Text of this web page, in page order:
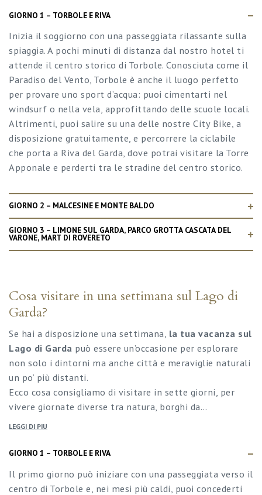
GIORNO 1 – TORBOLE E RIVA
Inizia il soggiorno con una passeggiata rilassante sulla
spiaggia. A pochi minuti di distanza dal nostro hotel ti
attende il centro storico di Torbole. Conosciuta come il
Paradiso del Vento, Torbole è anche il luogo perfetto
per provare uno sport d’acqua: puoi cimentarti nel
windsurf o nella vela, approfittando delle scuole locali.
Altrimenti, puoi salire su una delle nostre City Bike, a
disposizione gratuitamente, e percorrere la ciclabile
che porta a Riva del Garda, dove potrai visitare la Torre
Apponale e perderti tra le stradine del centro storico.
GIORNO 2 – MALCESINE E MONTE BALDO
GIORNO 3 – LIMONE SUL GARDA, PARCO GROTTA CASCATA DEL
VARONE, MART DI ROVERETO
Cosa visitare in una settimana sul Lago di
Garda?
Se hai a disposizione una settimana, la tua vacanza sul
Lago di Garda può essere un’occasione per esplorare
non solo i dintorni ma anche città e meraviglie naturali
un po’ più distanti.
Ecco cosa consigliamo di visitare in sette giorni, per
vivere giornate diverse tra natura, borghi da…
LEGGI DI PIU
GIORNO 1 – TORBOLE E RIVA
Il primo giorno può iniziare con una passeggiata verso il
centro di Torbole e, nei mesi più caldi, puoi concederti